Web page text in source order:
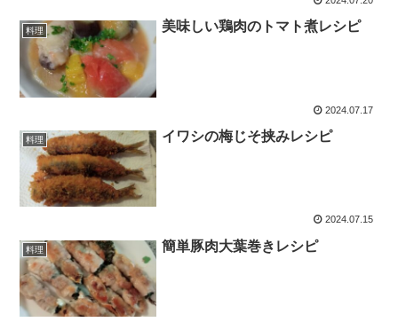
料理 美味しい鶏肉のトマト煮レシピ
2024.07.17
料理 イワシの梅じそ挟みレシピ
2024.07.15
料理 簡単豚肉大葉巻きレシピ